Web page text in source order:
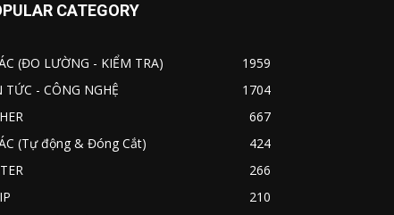
CATEGORY
(ĐO LƯỜNG - KIỂM TRA)
1959
TỨC - CÔNG NGHỆ
1704
667
(Tự động & Đóng Cắt)
424
266
210